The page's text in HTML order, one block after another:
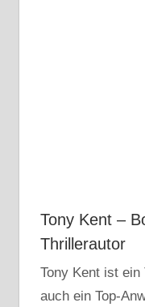
Tony Kent –
Thrillerautor
Tony Kent ist
auch ein Top-